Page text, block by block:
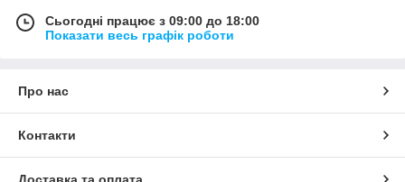
Сьогодні працює з 09:00 до 18:00
Показати весь графік роботи
Про нас
Контакти